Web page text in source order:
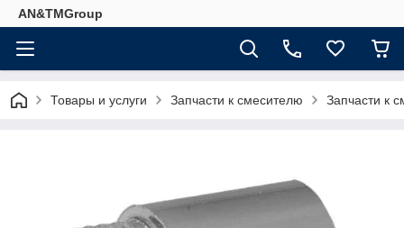
AN&TMGroup
Товары и услуги Запчасти к смесителю Запчасти к